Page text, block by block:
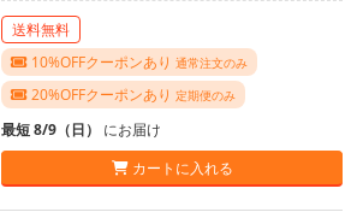
送料無料
10%OFFクーポンあり 通常注文のみ
20%OFFクーポンあり 定期便のみ
最短 8/9（日） にお届け
カートに入れる